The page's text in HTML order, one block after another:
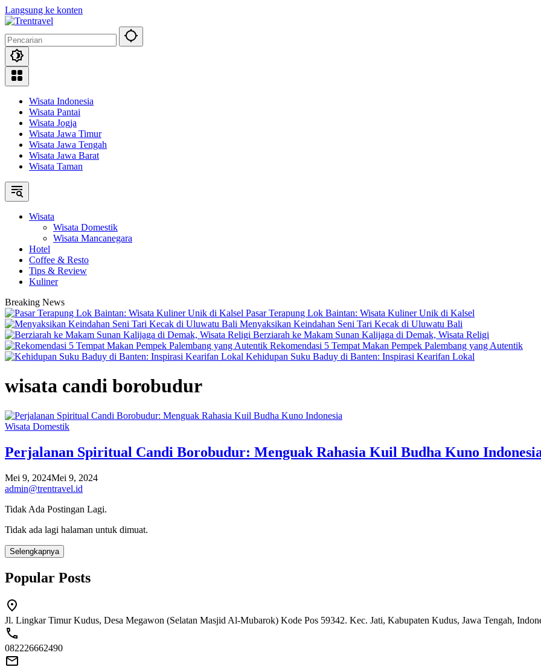
Langsung ke konten
Wisata Indonesia
Wisata Pantai
Wisata Jogja
Wisata Jawa Timur
Wisata Jawa Tengah
Wisata Jawa Barat
Wisata Taman
Wisata
Wisata Domestik
Wisata Mancanegara
Hotel
Coffee & Resto
Tips & Review
Kuliner
Breaking News
Pasar Terapung Lok Baintan: Wisata Kuliner Unik di Kalsel
Menyaksikan Keindahan Seni Tari Kecak di Uluwatu Bali
Berziarah ke Makam Sunan Kalijaga di Demak, Wisata Religi
Rekomendasi 5 Tempat Makan Pempek Palembang yang Autentik
Kehidupan Suku Baduy di Banten: Inspirasi Kearifan Lokal
wisata candi borobudur
Wisata Domestik
Perjalanan Spiritual Candi Borobudur: Menguak Rahasia Kuil Budha Kuno
Mei 9, 2024Mei 9, 2024
admin@trentravel.id
Tidak Ada Postingan Lagi.
Tidak ada lagi halaman untuk dimuat.
Selengkapnya
Popular Posts
Jl. Lingkar Timur Kudus, Desa Megawon (Selatan Masjid Al-Mubarok) Kode Pos 59342. Kec. Jati, Kabupaten Kudus, Jawa Tengah,
082226662490